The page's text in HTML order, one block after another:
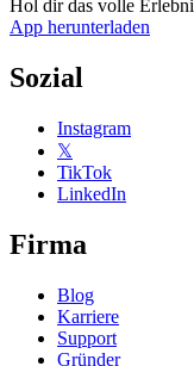
Hol dir das volle
App herunterladen
Sozial
Instagram
𝕏
TikTok
LinkedIn
Firma
Blog
Karriere
Support
Gründer